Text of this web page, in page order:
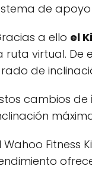
de
a ello el
ruta virtual. De
de
cambios de
Wahoo Fitness